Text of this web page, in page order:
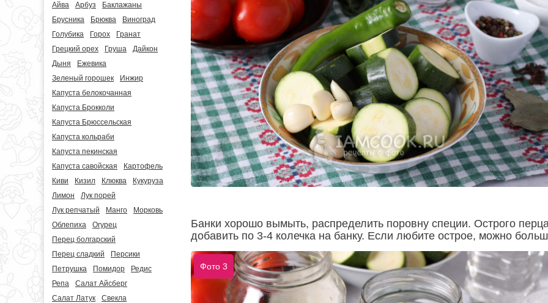
Айва Арбуз
Баклажаны
Брусника
Брюква
Виноград
Голубика
Горох
Гранат
Грецкий орех
Груша
Дайкон
Дыня
Ежевика
Зеленый горошек
Инжир
Капуста белокочанная
Капуста Брокколи
Капуста Брюссельская
Капуста кольраби
Капуста пекинская
Капуста савойская
Картофель
Киви
Кизил Клюква
Кукуруза
Лимон
Лук порей
Лук репчатый
Манго
Морковь
Облепиха
Огурец
Перец болгарский
Перец сладкий
Персики
Петрушка
Помидор
Редис
Репа
Салат Айсберг
Салат Латук
Свекла
Банки хорошо вымыть, распределить поровну специи. Острого
добавить по 3-4 колечка на банку. Если любите острое, можно
Фото 3